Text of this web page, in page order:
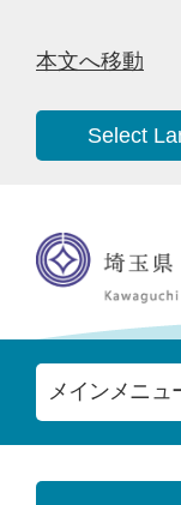
本文へ移動
Select
メインメニュ